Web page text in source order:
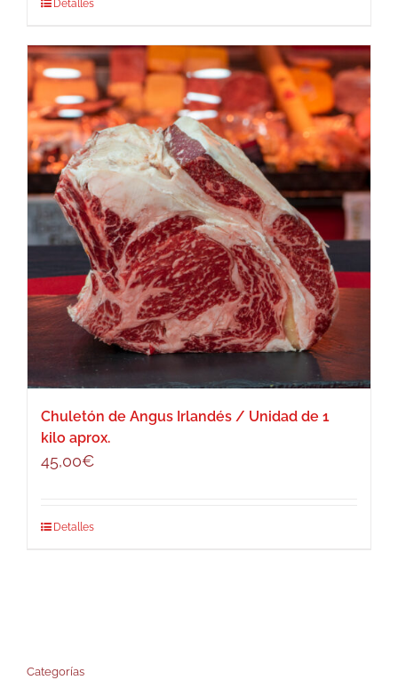
Detalles
Chuletón de Angus Irlandés / Unidad de 1
kilo aprox.
45,00€
Detalles
Categorías